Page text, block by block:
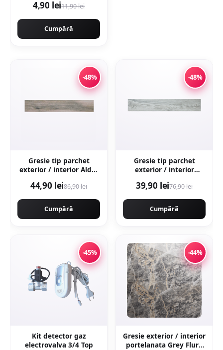
4,90 lei11,90 lei
Cumpără
-48%
Gresie tip parchet
exterior / interior Alder
portelanata
44,90 lei86,90 lei
Cumpără
-48%
Gresie tip parchet
exterior / interior
mata portelanata
39,90 lei76,90 lei
Cumpără
-45%
Kit detector gaz
electrovalva 3/4 Top
-44%
Gresie exterior / interior
portelanata Grey Flury